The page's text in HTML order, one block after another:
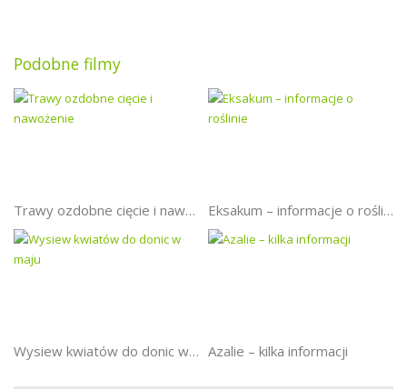
Podobne filmy
Trawy ozdobne cięcie i nawożenie Eksakum – informacje o roślinie
Wysiew kwiatów do donic w maju Azalie – kilka informacji